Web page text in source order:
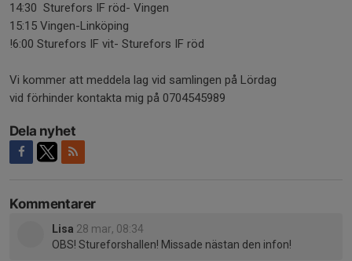
14:30 Sturefors IF röd- Vingen
15:15 Vingen-Linköping
!6:00 Sturefors IF vit- Sturefors IF röd
Vi kommer att meddela lag vid samlingen på Lördag
vid förhinder kontakta mig på 0704545989
Dela nyhet
Kommentarer
Lisa 28 mar, 08:34
OBS! Stureforshallen! Missade nästan den infon!